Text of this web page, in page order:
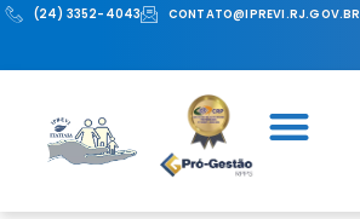
(24) 3352-4043 CONTATO@IPREVI.RJ.GOV.BR